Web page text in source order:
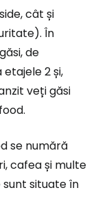
cât și
În
de
2 și,
veți găsi
se numără
cafea și multe
sunt situate în